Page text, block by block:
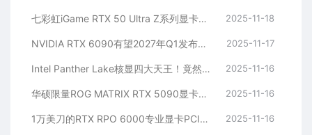
七彩虹iGame RTX 50 Ultra Z系列显卡首发2749元起：隐藏式无线供电设计 2025-11-18
NVIDIA RTX 6090有望2027年Q1发布！但还要看RTX 50 Super 2025-11-17
Intel Panther Lake核显四大天王！竟然有掌机专供 2025-11-16
华硕限量ROG MATRIX RTX 5090显卡上架：溢价足足一倍 2025-11-16
1万美刀的RTX RPO 6000专业显卡PCIe接口损坏变砖！维修几率为零 2025-11-16